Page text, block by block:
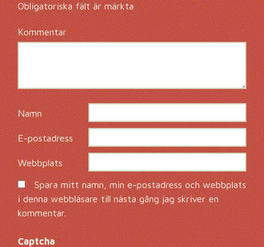
Obligatoriska fält är märkta*
Kommentar*
Namn *
E-postadress *
Webbplats
Spara mitt namn, min e-postadress och webbplats
i denna webbläsare till nästa gång jag skriver en
kommentar.
Captcha *